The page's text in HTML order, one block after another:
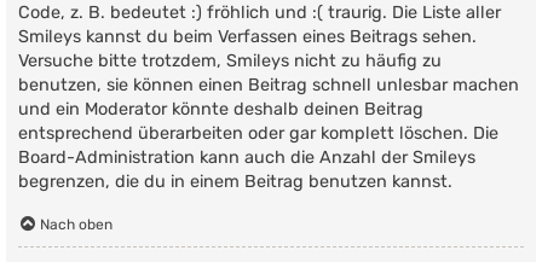
Code, z. B. bedeutet :) fröhlich und :( traurig. Die Liste aller
Smileys kannst du beim Verfassen eines Beitrags sehen.
Versuche bitte trotzdem, Smileys nicht zu häufig zu
benutzen, sie können einen Beitrag schnell unlesbar machen
und ein Moderator könnte deshalb deinen Beitrag
entsprechend überarbeiten oder gar komplett löschen. Die
Board-Administration kann auch die Anzahl der Smileys
begrenzen, die du in einem Beitrag benutzen kannst.
Nach oben